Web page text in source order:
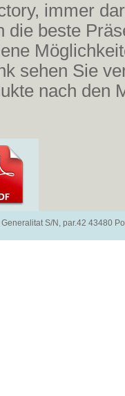
immer
die beste
sehen Sie
nach den
Generalitat S/N, par.42 43480